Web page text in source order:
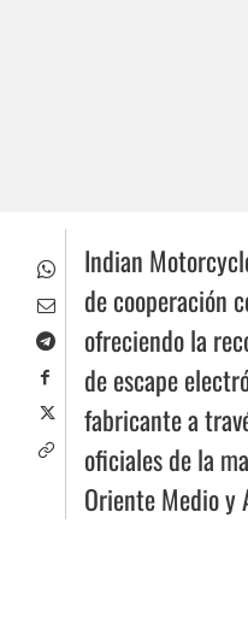
Indian
de cooperación
ofreciendo la
de escape
fabricante a
oficiales de la
Oriente Medio y